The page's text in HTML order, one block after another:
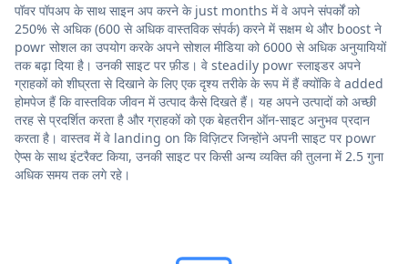
पॉवर पॉपअप के साथ साइन अप करने के just months में वे अपने संपर्कों को
250% से अधिक (600 से अधिक वास्तविक संपर्क) करने में सक्षम थे और boost ने
powr सोशल का उपयोग करके अपने सोशल मीडिया को 6000 से अधिक अनुयायियों
तक बढ़ा दिया है। उनकी साइट पर फ़ीड। वे steadily powr स्लाइडर अपने
ग्राहकों को शीघ्रता से दिखाने के लिए एक दृश्य तरीके के रूप में हैं क्योंकि वे added
होमपेज हैं कि वास्तविक जीवन में उत्पाद कैसे दिखते हैं। यह अपने उत्पादों को अच्छी
तरह से प्रदर्शित करता है और ग्राहकों को एक बेहतरीन ऑन-साइट अनुभव प्रदान
करता है। वास्तव में वे landing on कि विज़िटर जिन्होंने अपनी साइट पर powr
ऐप्स के साथ इंटरैक्ट किया, उनकी साइट पर किसी अन्य व्यक्ति की तुलना में 2.5 गुना
अधिक समय तक लगे रहे।